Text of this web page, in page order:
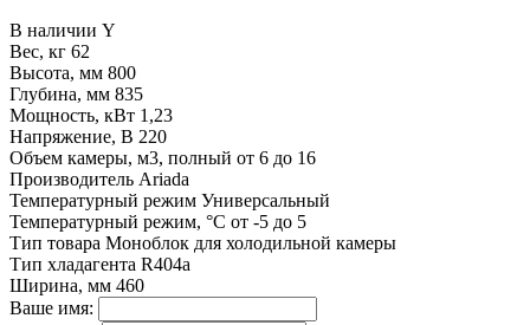
В наличии Y
Вес, кг 62
Высота, мм 800
Глубина, мм 835
Мощность, кВт 1,23
Напряжение, В 220
Объем камеры, м3, полный от 6 до 16
Производитель Ariada
Температурный режим Универсальный
Температурный режим, °С от -5 до 5
Тип товара Моноблок для холодильной камеры
Тип хладагента R404a
Ширина, мм 460
Ваше имя: